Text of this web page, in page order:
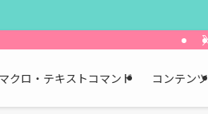
クロ・テキストコマンド コンテンツ